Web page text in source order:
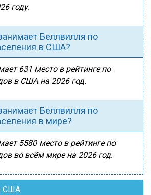
году.
Беллвилля по
в США?
631 место в рейтинге по
в США на 2026 год.
Беллвилля по
в мире?
5580 место в рейтинге по
во всём мире на 2026 год.
США